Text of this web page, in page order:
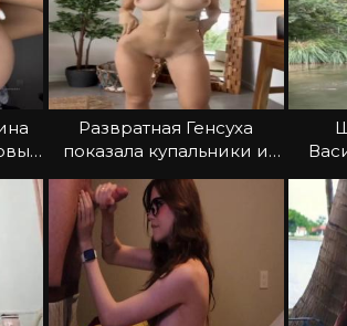
Развратная Генсуха
показала купальники и
прелести